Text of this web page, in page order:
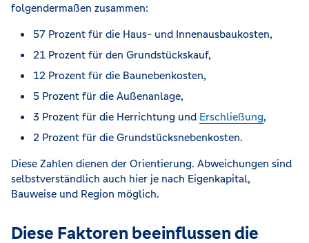
folgendermaßen zusammen:
57 Prozent für die Haus- und Innenausbaukosten,
21 Prozent für den Grundstückskauf,
12 Prozent für die Baunebenkosten,
5 Prozent für die Außenanlage,
3 Prozent für die Herrichtung und Erschließung,
2 Prozent für die Grundstücksnebenkosten.
Diese Zahlen dienen der Orientierung. Abweichungen sind
selbstverständlich auch hier je nach Eigenkapital,
Bauweise und Region möglich.
Diese Faktoren beeinflussen die